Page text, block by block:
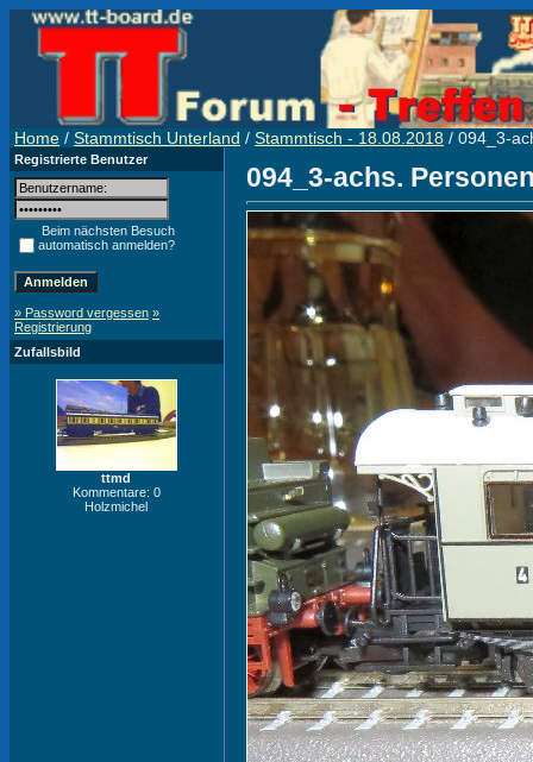
Home / Stammtisch Unterland / Stammtisch - 18.08.2018 / 094_3-
Registrierte Benutzer
Beim nächsten Besuch
automatisch anmelden?
» Password vergessen »
Registrierung
Zufallsbild
ttmd
Kommentare: 0
Holzmichel
094_3-achs.